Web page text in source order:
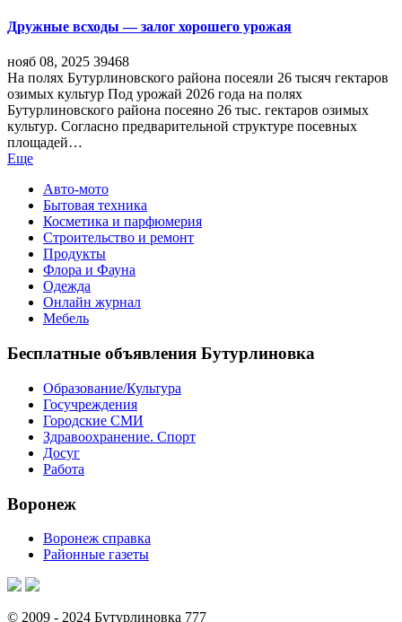
Дружные всходы — залог хорошего урожая
нояб 08, 2025 39468
На полях Бутурлиновского района посеяли 26 тысяч гектаров
озимых культур Под урожай 2026 года на полях
Бутурлиновского района посеяно 26 тыс. гектаров озимых
культур. Согласно предварительной структуре посевных
площадей…
Еще
Авто-мото
Бытовая техника
Косметика и парфюмерия
Строительство и ремонт
Продукты
Флора и Фауна
Одежда
Онлайн журнал
Мебель
Бесплатные объявления Бутурлиновка
Образование/Культура
Госучреждения
Городские СМИ
Здравоохранение. Спорт
Досуг
Работа
Воронеж
Воронеж справка
Районные газеты
© 2009 - 2024 Бутурлиновка 777